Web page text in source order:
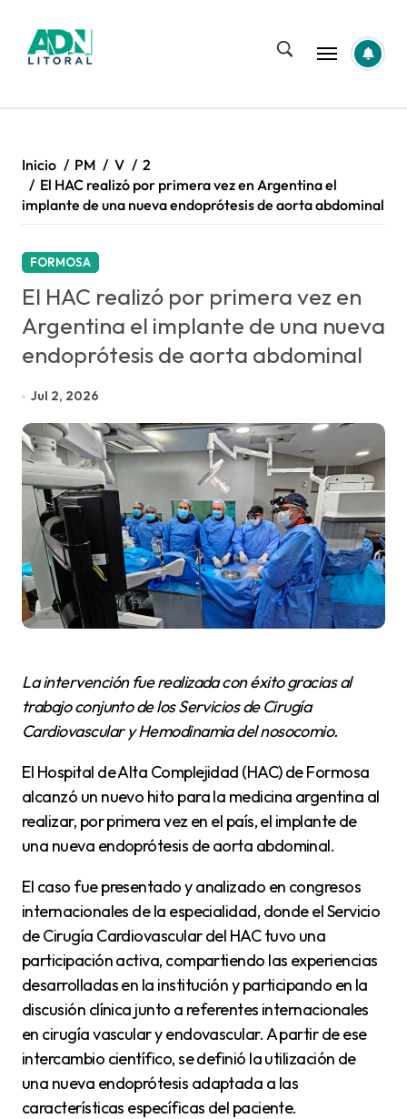
contenido
Inicio PM V
2
El HAC realizó por primera vez en Argentina el
implante de una nueva endoprótesis de aorta abdominal
FORMOSA
El HAC realizó por primera vez en
Argentina el implante de una nueva
endoprótesis de aorta abdominal
Jul 2, 2026
La intervención fue realizada con éxito gracias al
trabajo conjunto de los Servicios de Cirugía
Cardiovascular y Hemodinamia del nosocomio.
El Hospital de Alta Complejidad (HAC) de Formosa
alcanzó un nuevo hito para la medicina argentina al
realizar, por primera vez en el país, el implante de
una nueva endoprótesis de aorta abdominal.
El caso fue presentado y analizado en congresos
internacionales de la especialidad, donde el Servicio
de Cirugía Cardiovascular del HAC tuvo una
participación activa, compartiendo las experiencias
desarrolladas en la institución y participando en la
discusión clínica junto a referentes internacionales
en cirugía vascular y endovascular. A partir de ese
intercambio científico, se definió la utilización de
una nueva endoprótesis adaptada a las
características específicas del paciente.